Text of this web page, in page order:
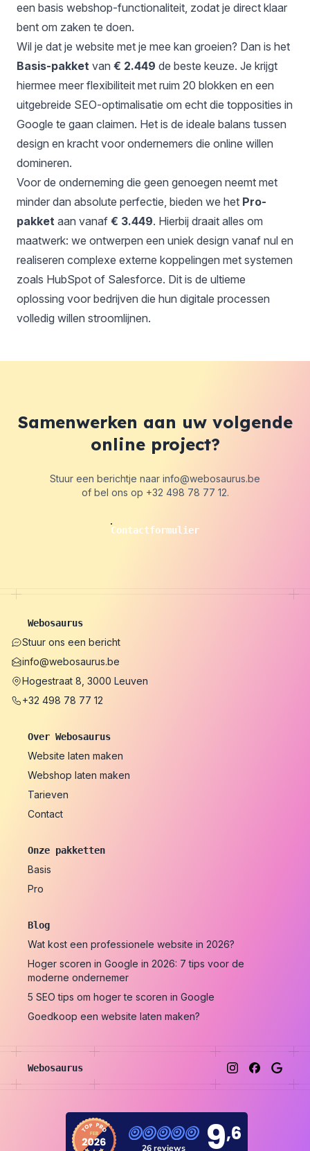
een basis webshop-functionaliteit, zodat je direct klaar
bent om zaken te doen.
Wil je dat je website met je mee kan groeien? Dan is het
Basis-pakket van € 2.449 de beste keuze. Je krijgt
hiermee meer flexibiliteit met ruim 20 blokken en een
uitgebreide SEO-optimalisatie om echt die topposities in
Google te gaan claimen. Het is de ideale balans tussen
design en kracht voor ondernemers die online willen
domineren.
Voor de onderneming die geen genoegen neemt met
minder dan absolute perfectie, bieden we het Pro-
pakket aan vanaf € 3.449. Hierbij draait alles om
maatwerk: we ontwerpen een uniek design vanaf nul en
realiseren complexe externe koppelingen met systemen
zoals HubSpot of Salesforce. Dit is de ultieme
oplossing voor bedrijven die hun digitale processen
volledig willen stroomlijnen.
Samenwerken aan uw volgende
online project?
Stuur een berichtje naar info@webosaurus.be
of bel ons op +32 498 78 77 12.
Contactformulier
Webosaurus
Stuur ons een bericht
info@webosaurus.be
Hogestraat 8, 3000 Leuven
+32 498 78 77 12
Over Webosaurus
Website laten maken
Webshop laten maken
Tarieven
Contact
Onze pakketten
Basis
Pro
Blog
Wat kost een professionele website in 2026?
Hoger scoren in Google in 2026: 7 tips voor de
moderne ondernemer
5 SEO tips om hoger te scoren in Google
Goedkoop een website laten maken?
Webosaurus
Instagram
Facebook
Google
26 reviews 9,6